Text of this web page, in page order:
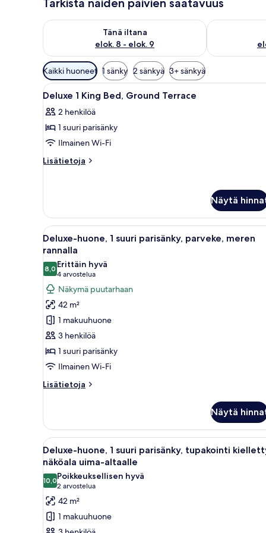
Tänä iltana
elok. 8 - elok. 9
Tarkista tämän illan saatavuus elok. 8 - elok. 9
Tarkista
Huoneille
saatavilla
olevia
Kaikki huoneet 1 sänky 2 sänkyä 3+ sänkyä
Avaa
kaikki
huonetyypin
Deluxe
1
King
kuvat
Hotellihuone, jossa on sänky,
25
Deluxe 1 King Bed, Ground Terrace
2 henkilöä
1 suuri parisänky
Ilmainen Wi-Fi
Lisätietoja
Lisätietoja
Bed,
Ground
Terrace
Näytä
Avaa
kaikki
huonetyypin
Deluxe-
huone,
1
suuri
parisänky,
parveke,
meren
rannalla
kuvat
Hotellihuone, jossa on suuri
7
Deluxe-huone, 1 suuri parisänky, parveke, meren
rannalla
8,08,0 kautta 10
Erittäin hyvä
4 arvostelua
(4
arvostelua)
Näkymä puutarhaan
42 m²
1 makuuhuone
3 henkilöä
1 suuri parisänky
Ilmainen Wi-Fi
Lisätietoja
Lisätietoja
1
suuri
parisänky,
parveke,
rannalla
Näytä
Avaa
kaikki
huonetyypin
Deluxe-
huone,
suuri
Hotellihuone, jossa on suuri
7
Deluxe-huone, 1 suuri parisänky, tupakointi
näköala uima-altaalle
10,010,0 kautta 10
Poikkeuksellisen hyvä
2 arvostelua
(2
arvostelua)
42 m²
1 makuuhuone